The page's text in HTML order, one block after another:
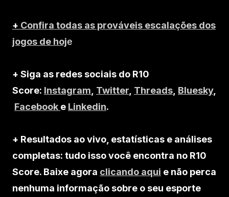
+ Confira todas as prováveis escalações dos
jogos de hoje
+ Siga as redes sociais do R10
Score: Instagram, Twitter, Threads, Bluesky,
Facebook e Linkedin.
+ Resultados ao vivo, estatísticas e análises
completas: tudo isso você encontra no R10
Score. Baixe agora clicando aqui e não perca
nenhuma informação sobre o seu esporte